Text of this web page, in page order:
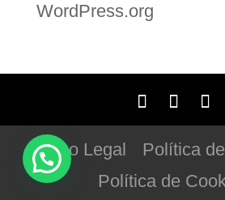
WordPress.org
Aviso Legal
Política
Política de